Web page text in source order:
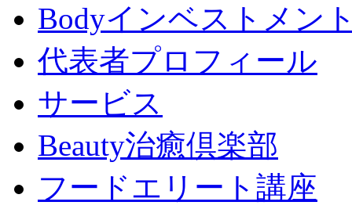
Bodyインベストメン
代表者プロフィール
サービス
Beauty治癒倶楽部
フードエリート講座